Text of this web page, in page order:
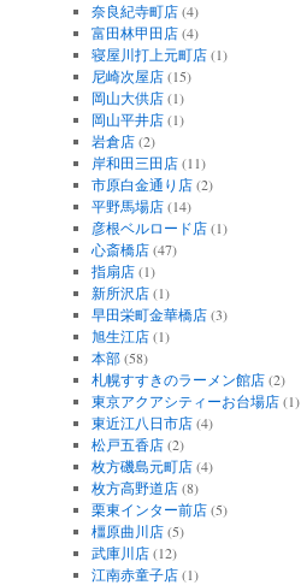
奈良紀寺町店(4)
富田林甲田店(4)
寝屋川打上元町店(1)
尼崎次屋店(15)
岡山大供店(1)
岡山平井店(1)
岩倉店(2)
岸和田三田店(11)
市原白金通り店(2)
平野馬場店(14)
彦根ベルロード店(1)
心斎橋店(47)
指扇店(1)
新所沢店(1)
早田栄町金華橋店(3)
旭生江店(1)
本部(58)
札幌すすきのラーメン館店(2)
東京アクアシティーお台場店(1)
東近江八日市店(4)
松戸五香店(2)
枚方磯島元町店(4)
枚方高野道店(8)
栗東インター前店(5)
橿原曲川店(5)
武庫川店(12)
江南赤童子店(1)